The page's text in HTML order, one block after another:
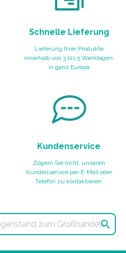
Schnelle Lieferung
Lieferung Ihrer Produkte
innerhalb von 3 bis 5 Werktagen,
in ganz Europa
Kundenservice
Zögern Sie nicht, unseren
Kundenservice per E-Mail oder
Telefon zu kontaktieren.
